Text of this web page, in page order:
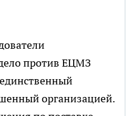
против ЕЦМЗ
организацией.